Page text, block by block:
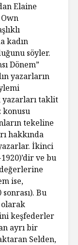
Elaine
kadın
söyler.
Dönem”
yazarların
taklit
konusu
tekeline
hakkında
İkinci
ve bu
ise,
Bu
olarak
keşfederler
ayrı bir
Selden,